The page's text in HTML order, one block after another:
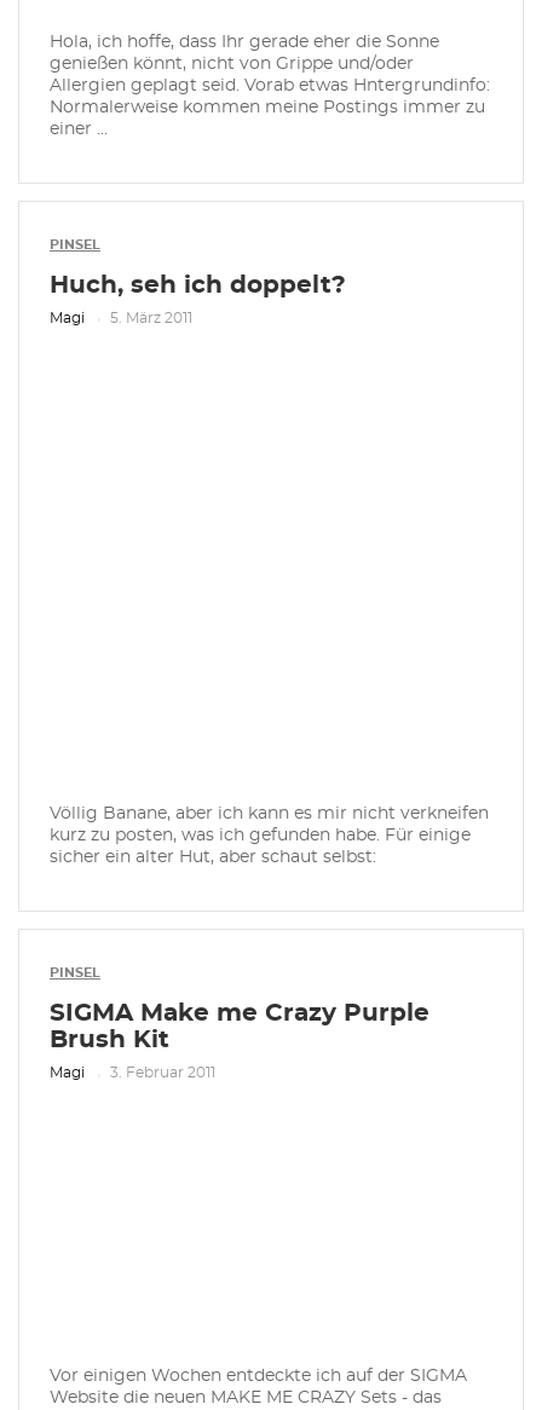
Hola, ich hoffe, dass Ihr gerade eher die Sonne
genießen könnt, nicht von Grippe und/oder
Allergien geplagt seid. Vorab etwas Hntergrundinfo:
Normalerweise kommen meine Postings immer zu
einer ...
PINSEL
Huch, seh ich doppelt?
Magi 5. März 2011
Völlig Banane, aber ich kann es mir nicht verkneifen
kurz zu posten, was ich gefunden habe. Für einige
sicher ein alter Hut, aber schaut selbst:
PINSEL
SIGMA Make me Crazy Purple
Brush Kit
Magi 3. Februar 2011
Vor einigen Wochen entdeckte ich auf der SIGMA
Website die neuen MAKE ME CRAZY Sets - das